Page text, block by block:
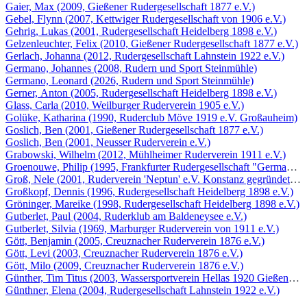
Gaier, Max (2009, Gießener Rudergesellschaft 1877 e.V.)
Gebel, Flynn (2007, Kettwiger Rudergesellschaft von 1906 e.V.)
Gehrig, Lukas (2001, Rudergesellschaft Heidelberg 1898 e.V.)
Gelzenleuchter, Felix (2010, Gießener Rudergesellschaft 1877 e.V.)
Gerlach, Johanna (2012, Rudergesellschaft Lahnstein 1922 e.V.)
Germano, Johannes (2008, Rudern und Sport Steinmühle)
Germano, Leonard (2026, Rudern und Sport Steinmühle)
Gerner, Anton (2005, Rudergesellschaft Heidelberg 1898 e.V.)
Glass, Carla (2010, Weilburger Ruderverein 1905 e.V.)
Golüke, Katharina (1990, Ruderclub Möve 1919 e.V. Großauheim)
Goslich, Ben (2001, Gießener Rudergesellschaft 1877 e.V.)
Goslich, Ben (2001, Neusser Ruderverein e.V.)
Grabowski, Wilhelm (2012, Mühlheimer Ruderverein 1911 e.V.)
Groenouwe, Philip (1995, Frankfurter Rudergesellschaft "Germania"
Groß, Nele (2001, Ruderverein 'Neptun' e.V. Konstanz gegründet
Großkopf, Dennis (1996, Rudergesellschaft Heidelberg 1898 e.V.)
Gröninger, Mareike (1998, Rudergesellschaft Heidelberg 1898 e.V.)
Gutberlet, Paul (2004, Ruderklub am Baldeneysee e.V.)
Gutberlet, Silvia (1969, Marburger Ruderverein von 1911 e.V.)
Gött, Benjamin (2005, Creuznacher Ruderverein 1876 e.V.)
Gött, Levi (2003, Creuznacher Ruderverein 1876 e.V.)
Gött, Milo (2009, Creuznacher Ruderverein 1876 e.V.)
Günther, Tim Titus (2003, Wassersportverein Hellas 1920 Gießen
Günthner, Elena (2004, Rudergesellschaft Lahnstein 1922 e.V.)